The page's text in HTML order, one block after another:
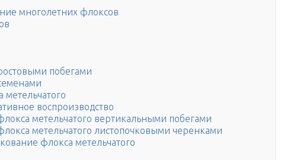
многолетних флоксов
побегами
воспроизводство
метельчатого вертикальными побегами
метельчатого листопочковыми черенками
флокса метельчатого